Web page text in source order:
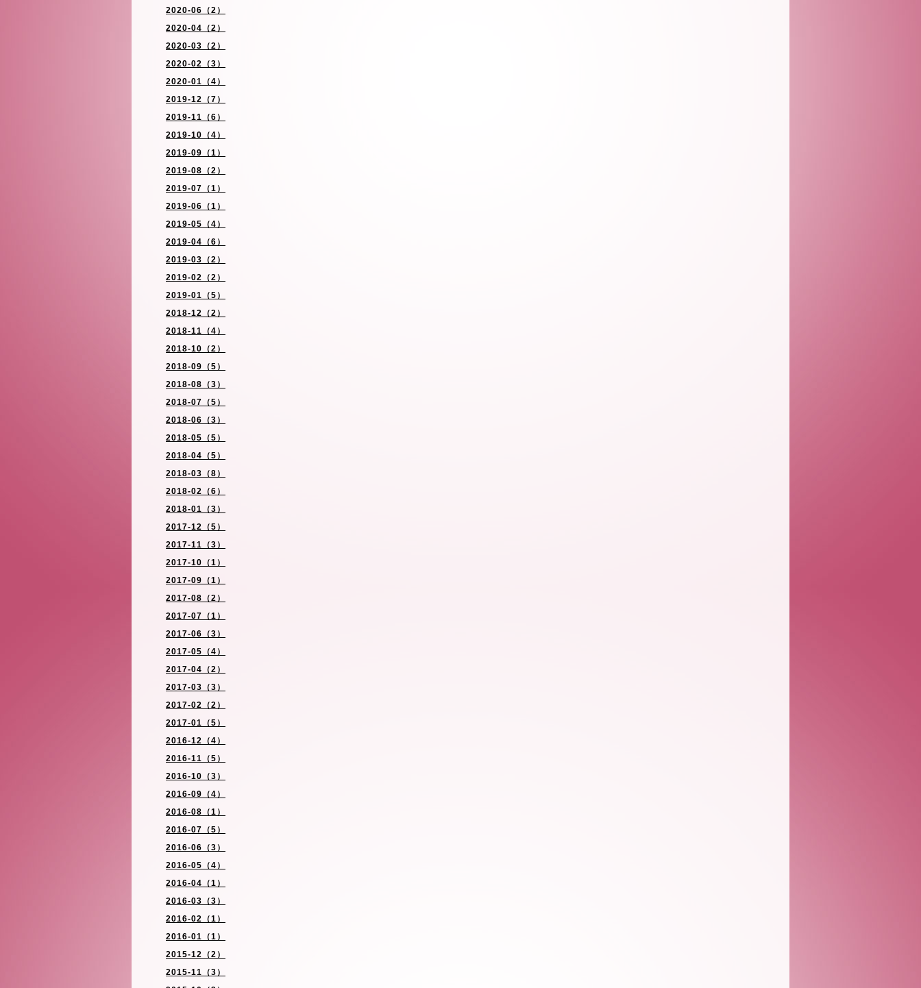
2020-06（2）
2020-04（2）
2020-03（2）
2020-02（3）
2020-01（4）
2019-12（7）
2019-11（6）
2019-10（4）
2019-09（1）
2019-08（2）
2019-07（1）
2019-06（1）
2019-05（4）
2019-04（6）
2019-03（2）
2019-02（2）
2019-01（5）
2018-12（2）
2018-11（4）
2018-10（2）
2018-09（5）
2018-08（3）
2018-07（5）
2018-06（3）
2018-05（5）
2018-04（5）
2018-03（8）
2018-02（6）
2018-01（3）
2017-12（5）
2017-11（3）
2017-10（1）
2017-09（1）
2017-08（2）
2017-07（1）
2017-06（3）
2017-05（4）
2017-04（2）
2017-03（3）
2017-02（2）
2017-01（5）
2016-12（4）
2016-11（5）
2016-10（3）
2016-09（4）
2016-08（1）
2016-07（5）
2016-06（3）
2016-05（4）
2016-04（1）
2016-03（3）
2016-02（1）
2016-01（1）
2015-12（2）
2015-11（3）